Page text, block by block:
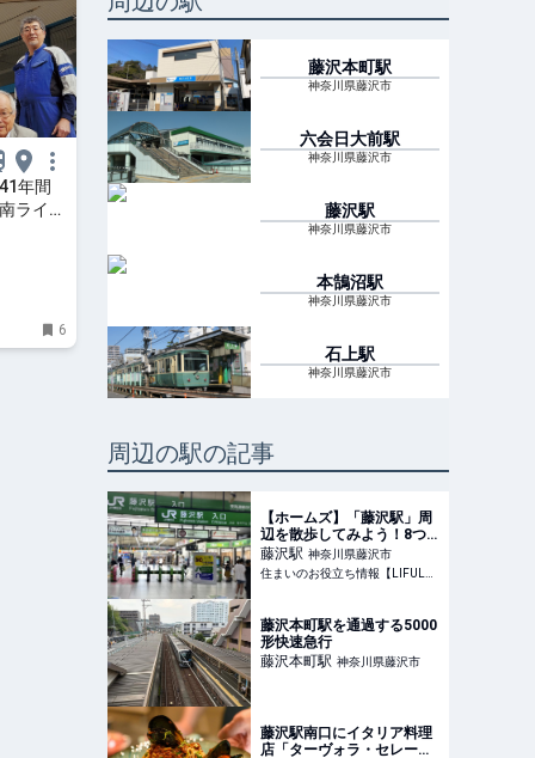
年間
ライフ
6
藤沢本町駅
神奈川県藤沢市
六会日大前駅
神奈川県藤沢市
藤沢駅
神奈川県藤沢市
本鵠沼駅
神奈川県藤沢市
石上駅
神奈川県藤沢市
周辺の駅の記事
【ホームズ】「藤沢駅」周
辺を散歩してみよう！8つ
のおすすめ散歩・ウォーキ
ングスポットを紹介 | 住ま
いのお役立ち情報
藤沢駅 神奈川県藤沢市
住まいのお役立ち情報【LIFULL HOME'S】
藤沢本町駅を通過する5000
形快速急行
藤沢本町駅 神奈川県藤沢市
藤沢駅南口にイタリア料理
店「ターヴォラ・セレー